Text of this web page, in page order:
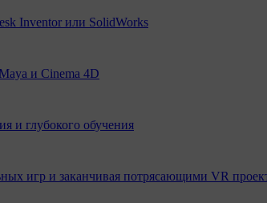
Inventor или SolidWorks
и Cinema 4D
и глубокого обучения
игр и заканчивая потрясающими VR